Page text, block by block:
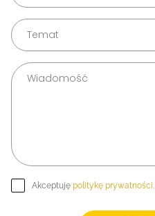
Akceptuję politykę prywatności.